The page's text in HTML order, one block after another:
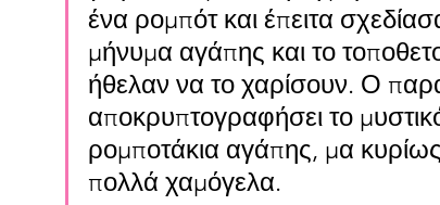
ένα ρομπότ και έπειτα
μήνυμα αγάπης και το
ήθελαν να το χαρίσουν. Ο
αποκρυπτογραφήσει το
ρομποτάκια αγάπης, μα
πολλά χαμόγελα.